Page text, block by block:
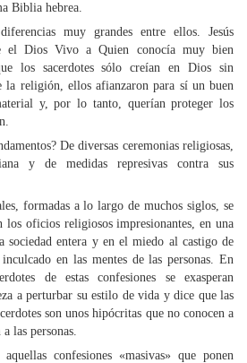
Biblia hebrea.
muy grandes entre ellos. Jesús
el Dios Vivo a Quien conocía muy bien
los sacerdotes sólo creían en Dios sin
la religión, ellos afianzaron para sí un buen
y, por lo tanto, querían proteger los
De diversas ceremonias religiosas,
y de medidas represivas contra sus
formadas a lo largo de muchos siglos, se
los oficios religiosos impresionantes, en una
sociedad entera y en el miedo al castigo de
en las mentes de las personas. En
de estas confesiones se exasperan
a perturbar su estilo de vida y dice que las
son unos hipócritas que no conocen a
las personas.
confesiones «masivas» que ponen